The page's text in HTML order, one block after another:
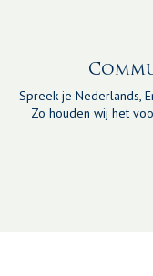
Spreek je Nederlands,
Zo houden wij het